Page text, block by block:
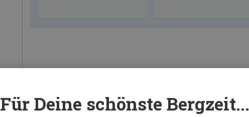
Für Deine schönste Bergzeit...